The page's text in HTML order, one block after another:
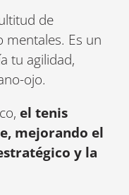
de
mentales. Es un
tu agilidad,
ojo.
el tenis
mejorando el
y la